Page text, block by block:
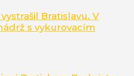
Bratislavu. V
s vykurovacím